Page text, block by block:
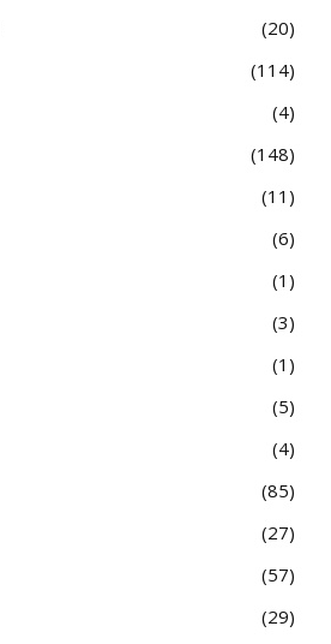
20
114
4
148
11
6
1
3
1
5
4
85
27
57
29